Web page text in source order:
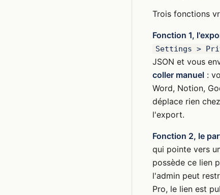
Trois fonctions
Fonction 1,
Settings >
JSON et vous
coller manuel :
Word, Notion,
déplace rien
l'export.
Fonction 2, le
qui pointe vers
possède ce lien
l'admin peut
Pro, le lien est